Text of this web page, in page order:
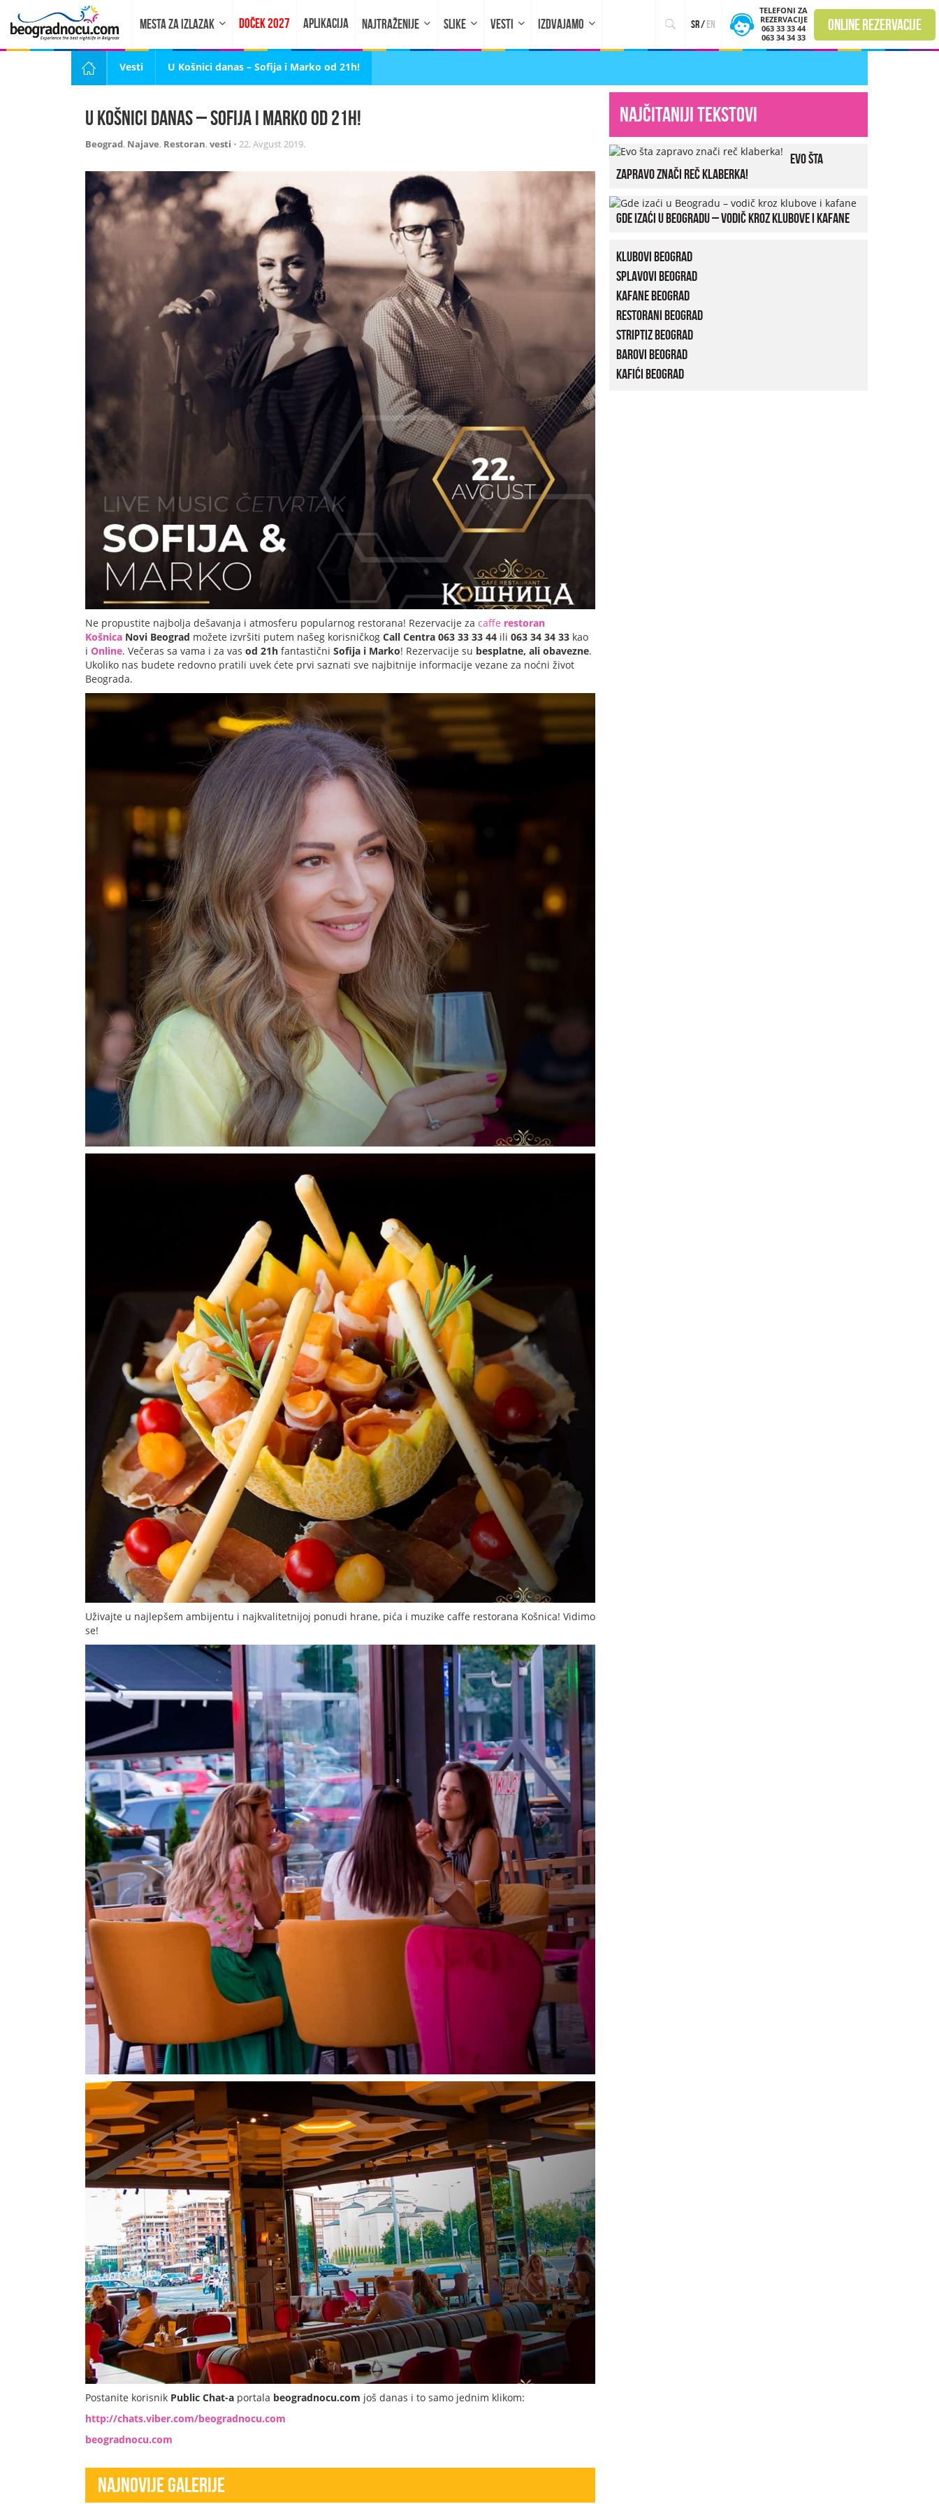
MESTA ZA IZLAZAK DOČEK 2027 APLIKACIJA NAJTRAŽENIJE SLIKE VESTI IZDVAJAMO sr/en
TELEFONI ZA
REZERVACIJE
063 33 33 44
063 34 34 33
online rezervacije
Vesti U Košnici danas – Sofija i Marko od 21h!
U Košnici danas – Sofija i Marko od 21h!
Beograd, Najave, Restoran, vesti • 22. Avgust 2019.
Ne propustite najbolja dešavanja i atmosferu popularnog restorana! Rezervacije za caffe restoran
Košnica Novi Beograd možete izvršiti putem našeg korisničkog Call Centra 063 33 33 44 ili 063 34 34 33 kao
i Online. Večeras sa vama i za vas od 21h fantastični Sofija i Marko! Rezervacije su besplatne, ali obavezne.
Ukoliko nas budete redovno pratili uvek ćete prvi saznati sve najbitnije informacije vezane za noćni život
Beograda.
Uživajte u najlepšem ambijentu i najkvalitetnijoj ponudi hrane, pića i muzike caffe restorana Košnica! Vidimo
se!
Postanite korisnik Public Chat-a portala beogradnocu.com još danas i to samo jednim klikom:
http://chats.viber.com/beogradnocu.com
beogradnocu.com
Najnovije Galerije
Najčitaniji tekstovi
Evo šta
zapravo znači reč klaberka!
Gde izaći u Beogradu – vodič kroz klubove i kafane
Klubovi Beograd
Splavovi Beograd
Kafane Beograd
Restorani Beograd
Striptiz Beograd
Barovi Beograd
Kafići Beograd